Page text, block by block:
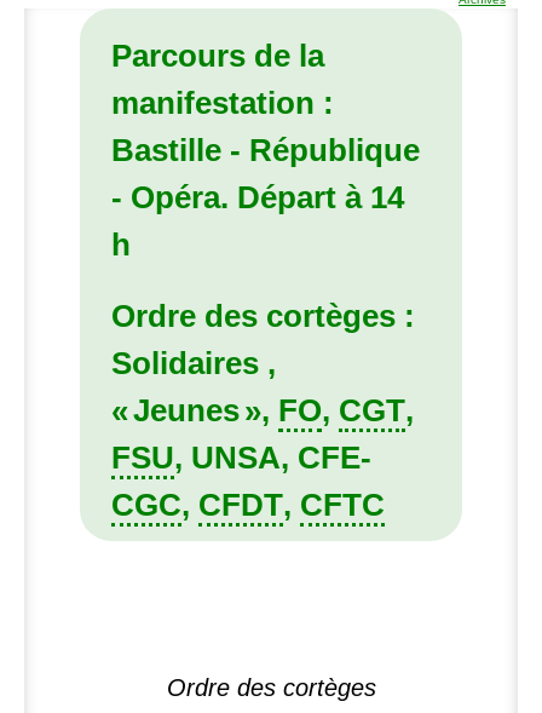
Parcours de la
manifestation :
Bastille - République
- Opéra. Départ à 14
h
Ordre des cortèges :
Solidaires ,
«Jeunes», FO, CGT,
FSU, UNSA, CFE-
CGC, CFDT, CFTC
Ordre des cortèges